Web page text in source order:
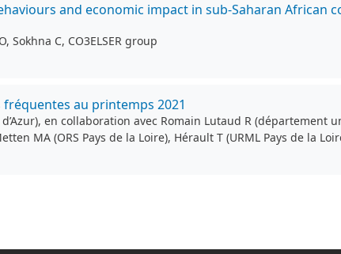
and economic impact in sub-Saharan
Sokhna C, CO3ELSER group
au printemps 2021
d’Azur), en collaboration avec Romain Lutaud R
MA (ORS Pays de la Loire), Hérault T (URML Pays de la